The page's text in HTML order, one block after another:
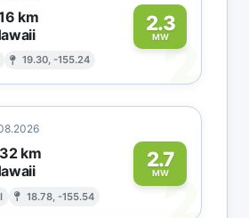
km
19.30, -155.24
2.3
MW2
km
18.78, -155.54
2.7
MW
2